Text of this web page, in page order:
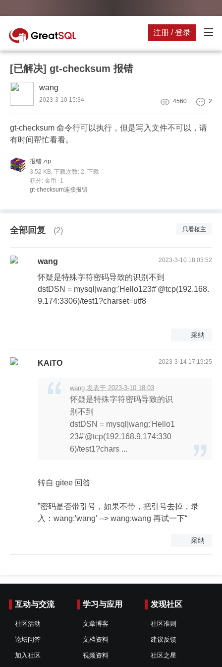
注册 / 登录
[已解决] gt-checksum 报错
wang
2023-3-10 15:34 4560 2
gt-checksum 命令行可以执行，但是写入文件不可以，请
有时间帮忙看看。
报错.zip
3.52 KB, 下载次数: 2, 下载
积分: 金币 -1
gt-checksum连接报错
全部回复 (2) 只看楼主
wang 2023-3-10 18:03:52
怀疑是特殊字符密码导致的识别不到
dstDSN = mysql|wang:'Hello123#'@tcp(192.168.
9.174:3306)/test1?charset=utf8
采纳
KAiTO 2023-3-14 17:19:25
wang 发表于 2023-3-10 18:03
怀疑是特殊字符密码导致的识
别不到
dstDSN = mysql|wang:'Hello1
23#'@tcp(192.168.9.174:330
6)/test1?chars ...
转自 gitee 回答
”密码是否带引号，如果不带，把引号去掉，录
入：wang:'wang' --> wang:wang 再试一下“
采纳
互动与交流
社区活动
论坛问答
加入社区
学习与应用
文章博客
文档资料
视频资料
发现社区
社区准则
建议反馈
社区之星